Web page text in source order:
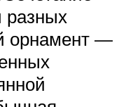
разных
орнамент —